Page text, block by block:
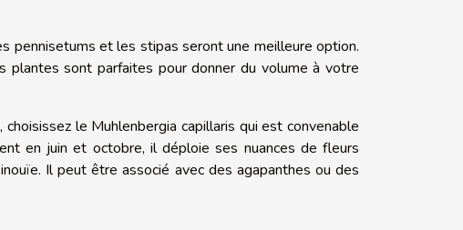
pennisetums et les stipas seront une meilleure option.
plantes sont parfaites pour donner du volume à votre
le Muhlenbergia capillaris qui est convenable
en juin et octobre, il déploie ses nuances de fleurs
Il peut être associé avec des agapanthes ou des